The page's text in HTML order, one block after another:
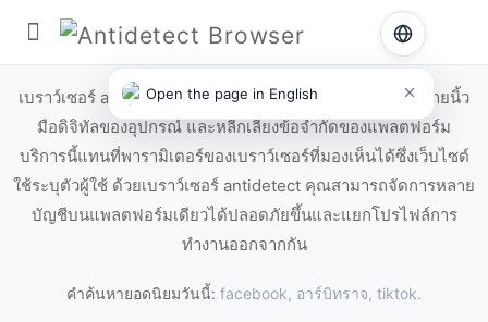
Open the page in English
เบราว์เซอร์ antidetect
เบราว์เซอร์ antidetect ช่วยซ่อนข้อมูลคอมพิวเตอร์ เปลี่ยนลายนิ้ว
มือดิจิทัลของอุปกรณ์ และหลีกเลี่ยงข้อจำกัดของแพลตฟอร์ม
บริการนี้แทนที่พารามิเตอร์ของเบราว์เซอร์ที่มองเห็นได้ซึ่งเว็บไซต์
ใช้ระบุตัวผู้ใช้ ด้วยเบราว์เซอร์ antidetect คุณสามารถจัดการหลาย
บัญชีบนแพลตฟอร์มเดียวได้ปลอดภัยขึ้นและแยกโปรไฟล์การ
ทำงานออกจากกัน
คำค้นหายอดนิยมวันนี้: facebook, อาร์บิทราจ, tiktok.